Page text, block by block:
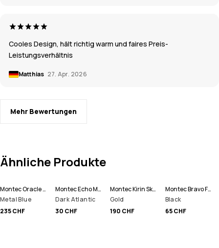
Cooles Design, hält richtig warm und faires Preis-
Leistungsverhältnis
Matthias 27. Apr. 2026
Mehr Bewertungen
Ähnliche Produkte
Montec Oracle Skijacke Herren
Metal Blue
235 CHF
Montec Echo Mütze
Dark Atlantic
30 CHF
Montec Kirin Skihose Herren
Gold
190 CHF
Montec Bravo Fleecepullover Herren
Black
65 CHF